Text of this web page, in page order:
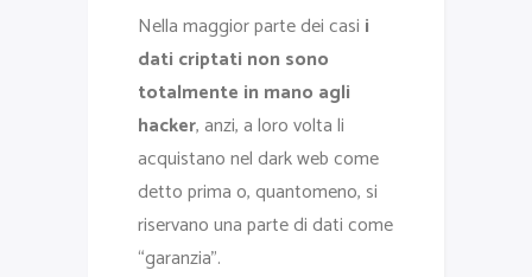
Nella maggior parte dei casi i
dati criptati non sono
totalmente in mano agli
hacker, anzi, a loro volta li
acquistano nel dark web come
detto prima o, quantomeno, si
riservano una parte di dati come
“garanzia”.